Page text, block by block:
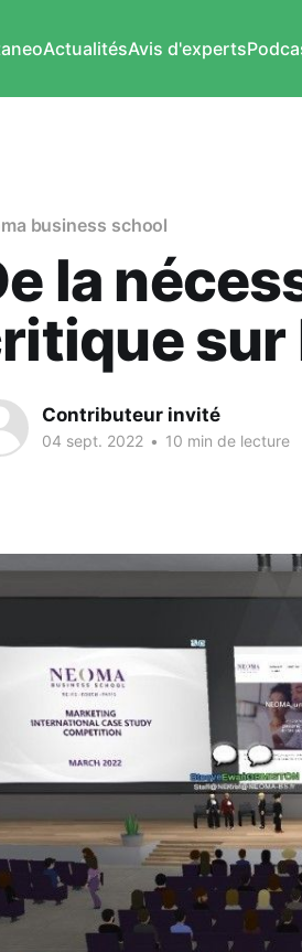
ActualitésAvis d'experts
business school
la
sur
Contributeur invité
04 sept. 2022 • 10 min de lecture